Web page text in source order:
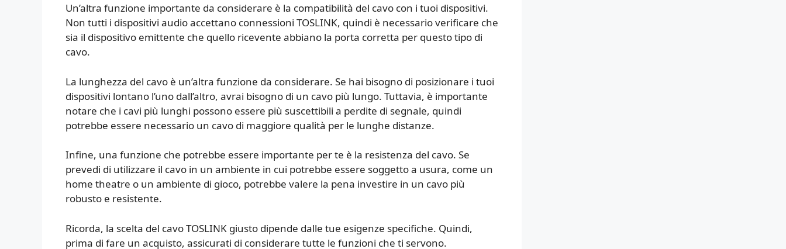
Un’altra funzione importante da considerare è la compatibilità del cavo con i tuoi dispositivi.
Non tutti i dispositivi audio accettano connessioni TOSLINK, quindi è necessario verificare che
sia il dispositivo emittente che quello ricevente abbiano la porta corretta per questo tipo di
cavo.
La lunghezza del cavo è un’altra funzione da considerare. Se hai bisogno di posizionare i tuoi
dispositivi lontano l’uno dall’altro, avrai bisogno di un cavo più lungo. Tuttavia, è importante
notare che i cavi più lunghi possono essere più suscettibili a perdite di segnale, quindi
potrebbe essere necessario un cavo di maggiore qualità per le lunghe distanze.
Infine, una funzione che potrebbe essere importante per te è la resistenza del cavo. Se
prevedi di utilizzare il cavo in un ambiente in cui potrebbe essere soggetto a usura, come un
home theatre o un ambiente di gioco, potrebbe valere la pena investire in un cavo più
robusto e resistente.
Ricorda, la scelta del cavo TOSLINK giusto dipende dalle tue esigenze specifiche. Quindi,
prima di fare un acquisto, assicurati di considerare tutte le funzioni che ti servono.